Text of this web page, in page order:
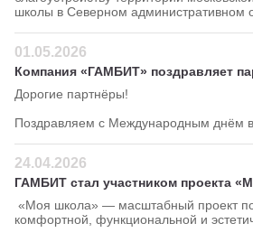
школы в Северном административном
01.05.2026
Компания «ГАМБИТ» поздравляет
Дорогие партнёры!
Поздравляем с Международным днём
24.04.2026
ГАМБИТ стал участником проекта
«Моя школа» — масштабный проект
комфортной, функциональной и